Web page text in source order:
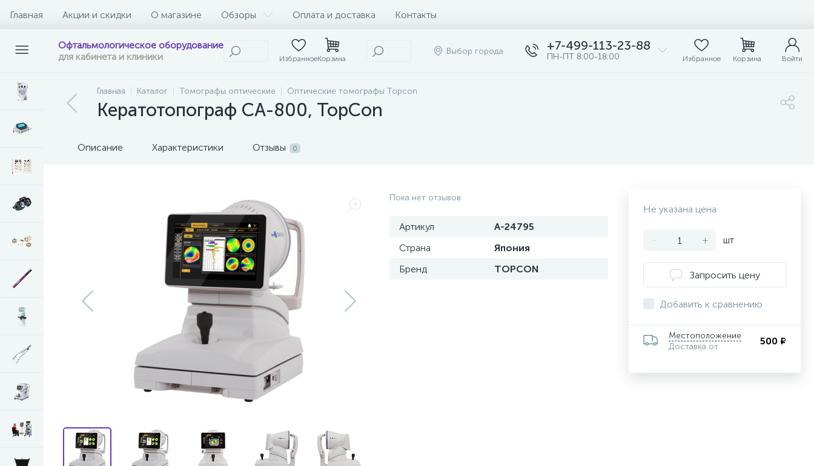
Главная Акции и скидки О магазине Обзоры Оплата и доставка Контакты
Офтальмологическое оборудование
для кабинета и клиники
ИзбранноеКорзина
Выбор города +7-499-113-23-88
ПН-ПТ 8:00-18:00 Избранное Корзина Войти
Главная Каталог Томографы оптические Оптические томографы Topcon
Кератотопограф CA-800, TopCon
Описание Характеристики Отзывы 0
Пока нет отзывов
Артикул
A-24795
Страна
Япония
Бренд
TOPCON
Не указана цена
- + шт
Запросить цену
Добавить к сравнению
Местоположение
Доставка от
500 ₽